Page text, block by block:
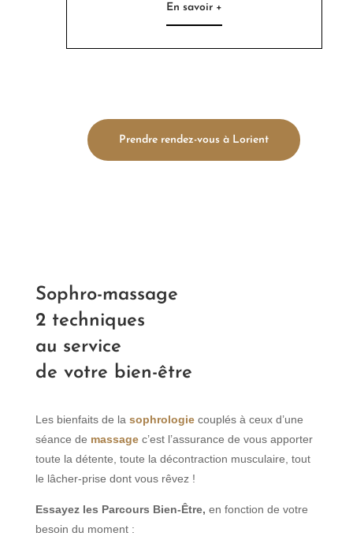
En savoir +
Prendre rendez-vous à Lorient
Sophro-massage
2 techniques
au service
de votre bien-être
Les bienfaits de la sophrologiecouplés à ceux d’une
séance de massage c’est l’assurance de vous apporter
toute la détente, toute la décontraction musculaire, tout
le lâcher-prise dont vous rêvez !
Essayez les Parcours Bien-Être, en fonction de votre
besoin du moment :